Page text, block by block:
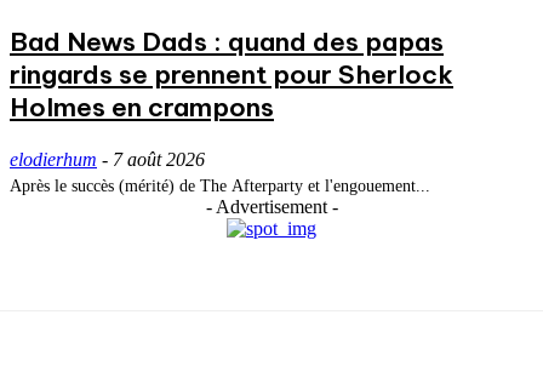
Bad News Dads : quand des papas
ringards se prennent pour Sherlock
Holmes en crampons
elodierhum - 7 août 2026
Après le succès (mérité) de The Afterparty et l'engouement...
- Advertisement -